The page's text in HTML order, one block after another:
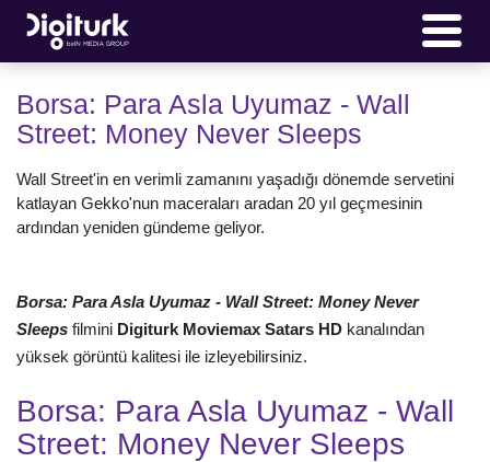
Borsa: Para Asla Uyumaz - Wall
Street: Money Never Sleeps
Wall Street'in en verimli zamanını yaşadığı dönemde servetini
katlayan Gekko'nun maceraları aradan 20 yıl geçmesinin
ardından yeniden gündeme geliyor.
Borsa: Para Asla Uyumaz - Wall Street: Money Never
Sleeps filmini Digiturk Moviemax Satars HD kanalından
yüksek görüntü kalitesi ile izleyebilirsiniz.
Borsa: Para Asla Uyumaz - Wall
Street: Money Never Sleeps